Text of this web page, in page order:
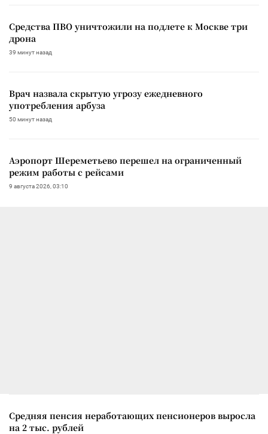
Средства ПВО уничтожили на подлете к Москве три
дрона
39 минут назад
Врач назвала скрытую угрозу ежедневного
употребления арбуза
50 минут назад
Аэропорт Шереметьево перешел на ограниченный
режим работы с рейсами
9 августа 2026, 03:10
Средняя пенсия неработающих пенсионеров выросла
на 2 тыс. рублей